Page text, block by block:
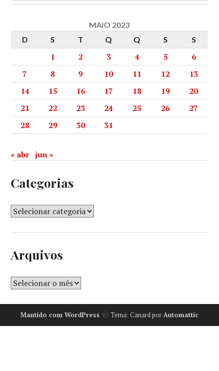
MAIO 2023
D
S T Q Q S S
1 2 3 4 5
6
7
8 9 10 11 12
13
14
15 16 17 18 19
20
21
22 23 24 25 26
27
28
29 30 31
« abr jun »
Categorias
Arquivos
Mantido com WordPress Tema: Canard porAutomattic